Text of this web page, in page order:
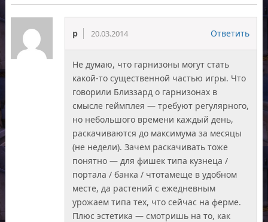
p 20.03.2014 Ответить
Не думаю, что гарнизоны могут стать
какой-то существенной частью игры. Что
говорили Близзард о гарнизонах в
смысле геймплея — требуют регулярного,
но небольшого времени каждый день,
раскачиваются до максимума за месяцы
(не недели). Зачем раскачивать тоже
понятно — для фишек типа кузнеца /
портала / банка / чтотамеще в удобном
месте, да растений с ежедневным
урожаем типа тех, что сейчас на ферме.
Плюс эстетика — смотришь на то, как